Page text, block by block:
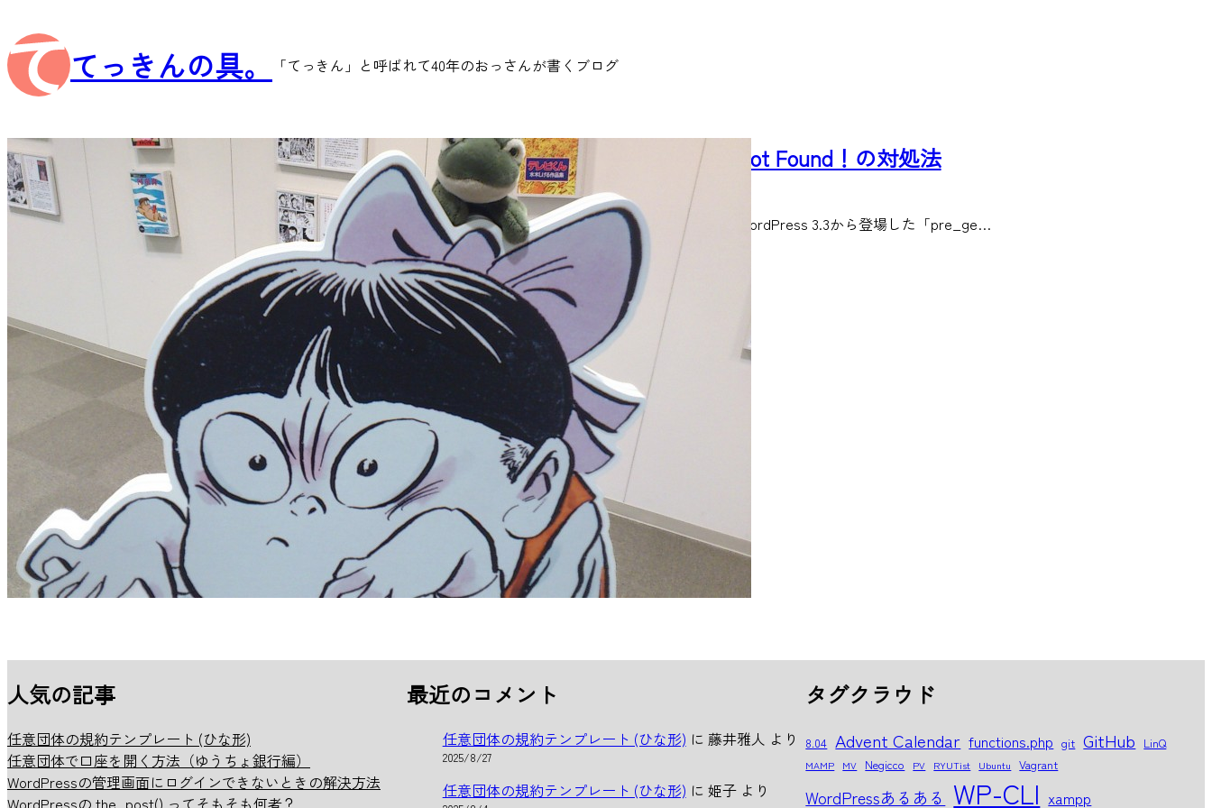
容
を
ス
プ
てっきんの具。 「てっきん」と呼ばれて40年のおっさんが書くブログ
カスタム投稿のページ送りが 404 Not Found！の対処法
2010/10/19
［2013.9.12追記］ 初出からずいぶんたって、今ではWordPress 3.3から登場した「pre_ge…
READ MORE
人気の記事
任意団体の規約テンプレート (ひな形)
任意団体で口座を開く方法（ゆうちょ銀行編）
WordPressの管理画面にログインできないときの解決方法
WordPressの the_post() ってそもそも何者？
最近のコメント
任意団体の規約テンプレート (ひな形) に 藤井雅人 より
2025/8/27
任意団体の規約テンプレート (ひな形) に 姫子より
タグクラウド
8.04 Advent Calendar functions.php git GitHub LinQ
MAMP MV Negicco PV RYUTist Ubuntu Vagrant
WordPressあるある WP-CLI xampp